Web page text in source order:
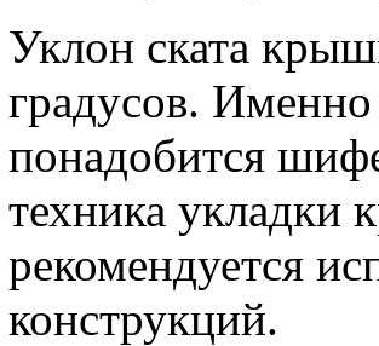
Уклон ската
градусов. Именно
понадобится
техника укладки
рекомендуется
конструкций.